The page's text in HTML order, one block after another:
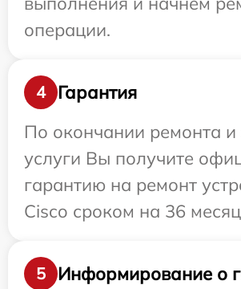
операции.
4
Гарантия
По окончании ремонта
услуги Вы получите
гарантию на ремонт
Cisco сроком на 36
5
Информирование о